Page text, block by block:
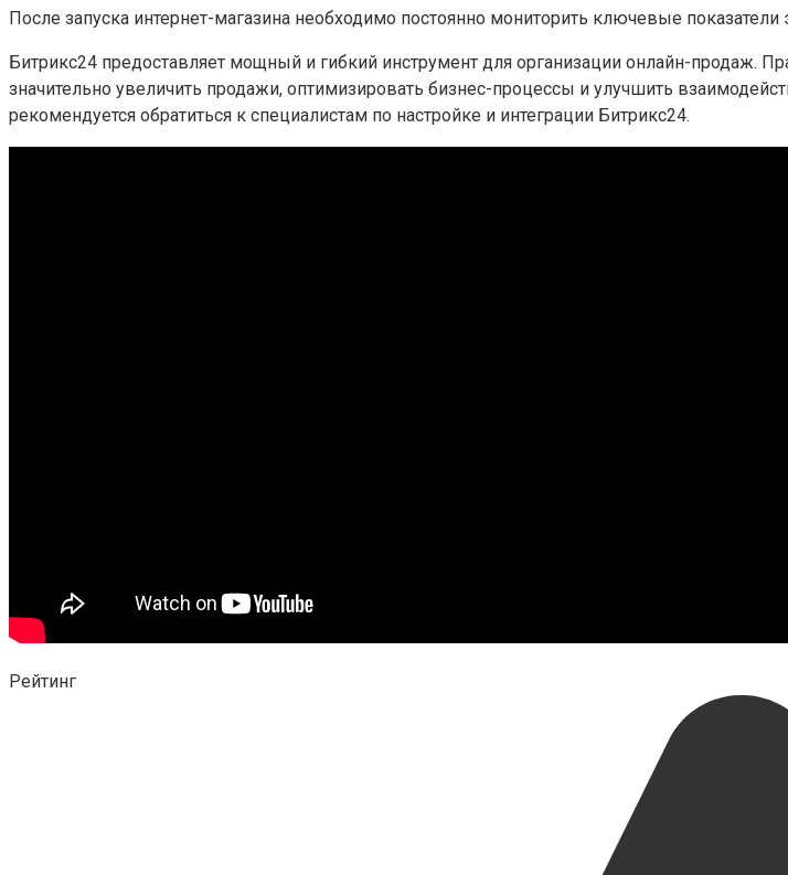
После запуска интернет-магазина необходимо постоянно мониторить ключевые
Битрикс24 предоставляет мощный и гибкий инструмент для организации онлайн-продаж.
значительно увеличить продажи, оптимизировать бизнес-процессы и улучшить
рекомендуется обратиться к специалистам по настройке и интеграции Битрикс24.
Рейтинг